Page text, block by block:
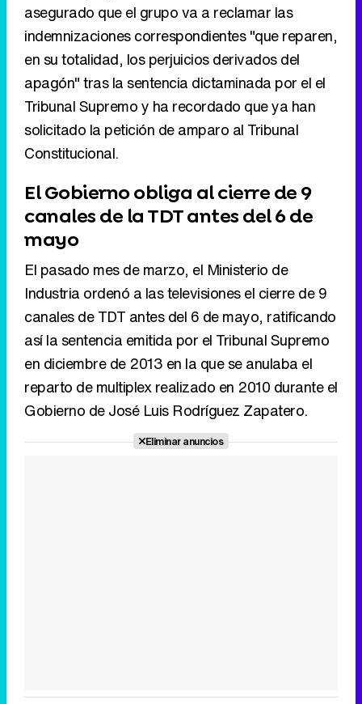
asegurado que el grupo va a reclamar las
indemnizaciones correspondientes "que reparen,
en su totalidad, los perjuicios derivados del
apagón" tras la sentencia dictaminada por el el
Tribunal Supremo y ha recordado que ya han
solicitado la petición de amparo al Tribunal
Constitucional.
El Gobierno obliga al cierre de 9
canales de la TDT antes del 6 de
mayo
El pasado mes de marzo, el Ministerio de
Industria ordenó a las televisiones el cierre de 9
canales de TDT antes del 6 de mayo, ratificando
así la sentencia emitida por el Tribunal Supremo
en diciembre de 2013 en la que se anulaba el
reparto de multiplex realizado en 2010 durante el
Gobierno de José Luis Rodríguez Zapatero.
Eliminar anuncios